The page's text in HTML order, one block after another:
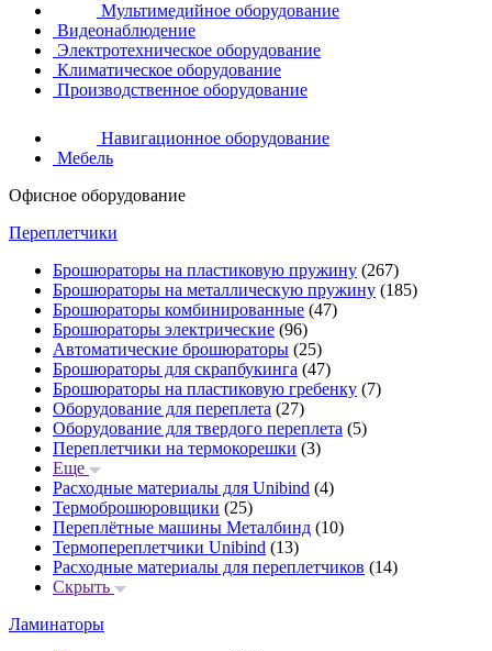
Мультимедийное оборудование
Видеонаблюдение
Электротехническое оборудование
Климатическое оборудование
Производственное оборудование
Навигационное оборудование
Мебель
Офисное оборудование
Переплетчики
Брошюраторы на пластиковую пружину (267)
Брошюраторы на металлическую пружину (185)
Брошюраторы комбинированные (47)
Брошюраторы электрические (96)
Автоматические брошюраторы (25)
Брошюраторы для скрапбукинга (47)
Брошюраторы на пластиковую гребенку (7)
Оборудование для переплета (27)
Оборудование для твердого переплета (5)
Переплетчики на термокорешки (3)
Еще
Расходные материалы для Unibind (4)
Термоброшюровщики (25)
Переплётные машины Металбинд (10)
Термопереплетчики Unibind (13)
Расходные материалы для переплетчиков (14)
Скрыть
Ламинаторы